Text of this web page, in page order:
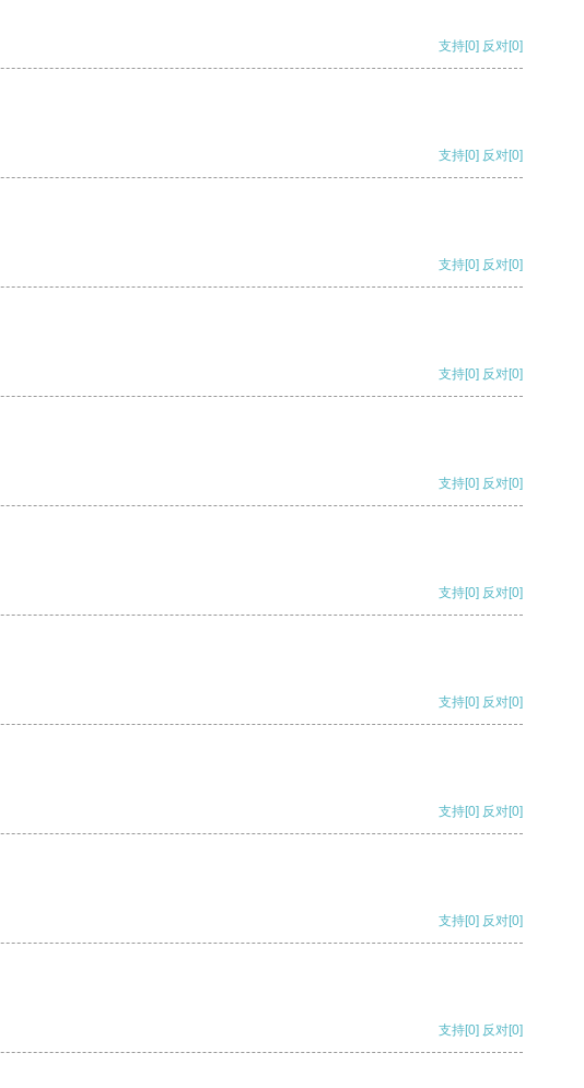
支持[0] 反对[0]
支持[0] 反对[0]
支持[0] 反对[0]
支持[0] 反对[0]
支持[0] 反对[0]
支持[0] 反对[0]
支持[0] 反对[0]
支持[0] 反对[0]
支持[0] 反对[0]
支持[0] 反对[0]